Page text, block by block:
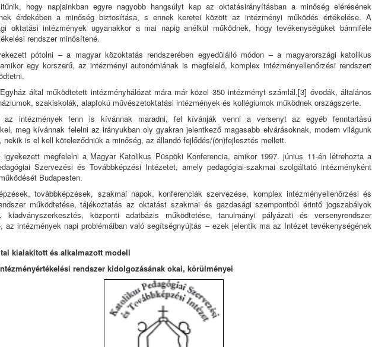
hogy napjainkban egyre nagyobb hangsúlyt kap az oktatásirányításban a minőség elérésének
érdekében a minőség biztosítása, s ennek keretei között az intézményi működés értékelése. A
oktatási intézmények ugyanakkor a mai napig anélkül működnek, hogy tevékenységüket bármiféle
rendszer minősítené.
pótolni – a magyar közoktatás rendszerében egyedülálló módon – a magyarországi katolikus
egy korszerű, az intézményi autonómiának is megfelelő, komplex intézményellenőrzési rendszert
által működtetett intézményhálózat mára már közel 350 intézményt számlál,[3] óvodák, általános
szakiskolák, alapfokú művészetoktatási intézmények és kollégiumok működnek országszerte.
az intézmények fenn is kívánnak maradni, fel kívánják venni a versenyt az egyéb fenntartású
meg kívánnak felelni az irányukban oly gyakran jelentkező magasabb elvárásoknak, modern világunk
nekik is el kell köteleződniük a minőség, az állandó fejlődés/(ön)fejlesztés mellett.
igyekezett megfelelni a Magyar Katolikus Püspöki Konferencia, amikor 1997. június 11-én létrehozta a
Szervezési és Továbbképzési Intézetet, amely pedagógiai-szakmai szolgáltató intézményként
Budapesten.
továbbképzések, szakmai napok, konferenciák szervezése, komplex intézményellenőrzési és
működtetése, tájékoztatás az oktatást szakmai és gazdasági szempontból érintő jogszabályok
kiadványszerkesztés, központi adatbázis működtetése, tanulmányi pályázati és versenyrendszer
az intézmények napi problémáiban való segítségnyújtás – ezek jelentik ma az Intézet tevékenységének
kialakított és alkalmazott modell
rendszer kidolgozásának okai, körülményei